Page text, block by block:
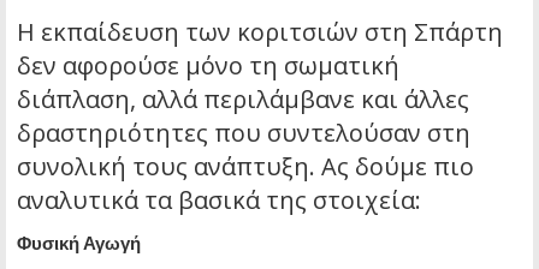
Η εκπαίδευση των κοριτσιών στη Σπάρτη
δεν αφορούσε μόνο τη σωματική
διάπλαση, αλλά περιλάμβανε και άλλες
δραστηριότητες που συντελούσαν στη
συνολική τους ανάπτυξη. Ας δούμε πιο
αναλυτικά τα βασικά της στοιχεία:
Φυσική Αγωγή